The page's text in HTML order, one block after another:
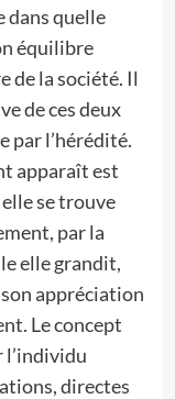
dans quelle
équilibre
de la société. Il
de ces deux
par l’hérédité.
apparaît est
se trouve
par la
elle grandit,
appréciation
Le concept
l’individu
directes